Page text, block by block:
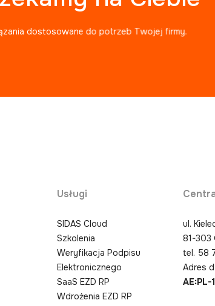
dostosowane do potrzeb Twojej firmy.
Usługi
SIDAS Cloud
Szkolenia
Weryfikacja Podpisu
Elektronicznego
SaaS EZD RP
Wdrożenia EZD RP
ul.
81-303
tel. 58
Adres